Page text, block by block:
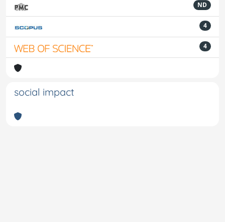
ND
4
4
social impact